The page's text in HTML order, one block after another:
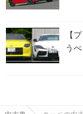
【
う